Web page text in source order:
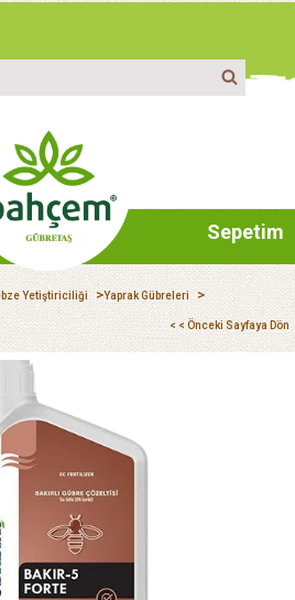
Sepetim
Yetiştiriciliği >Yaprak Gübreleri >
< < Önceki Sayfaya Dön